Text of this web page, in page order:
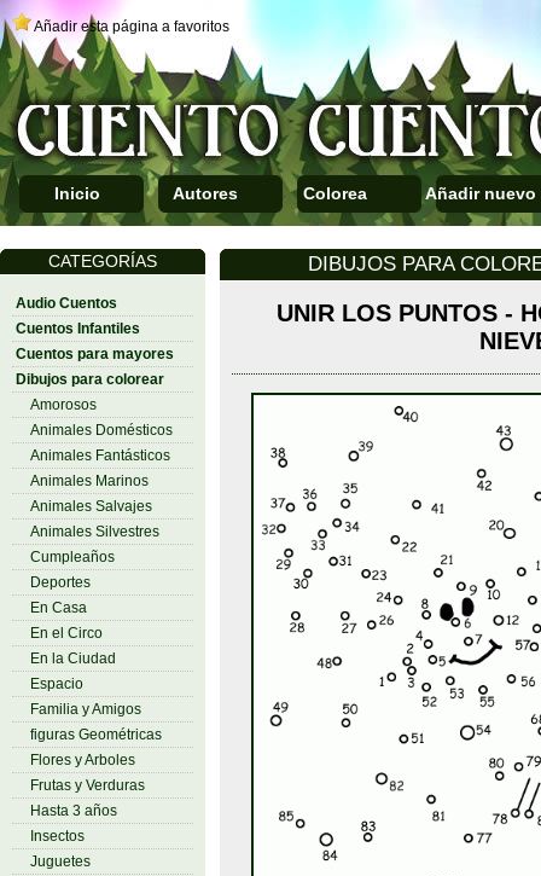
Añadir esta página a favoritos
Inicio Autores Colorea Añadir nuevo
CATEGORÍAS
Audio Cuentos
Cuentos Infantiles
Cuentos para mayores
Dibujos para colorear
Amorosos
Animales Domésticos
Animales Fantásticos
Animales Marinos
Animales Salvajes
Animales Silvestres
Cumpleaños
Deportes
En Casa
En el Circo
En la Ciudad
Espacio
Familia y Amigos
figuras Geométricas
Flores y Arboles
Frutas y Verduras
Hasta 3 años
Insectos
Juguetes
DIBUJOS PARA
UNIR LOS PUNTOS -